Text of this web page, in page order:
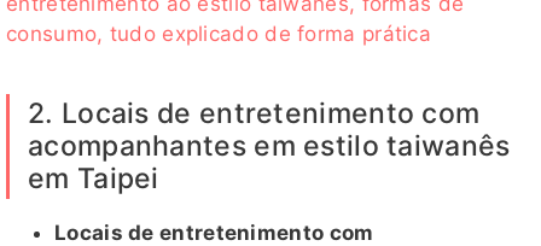
consumo, tudo explicado de forma prática
2. Locais de entretenimento com
acompanhantes em estilo taiwanês
em Taipei
Locais de entretenimento com